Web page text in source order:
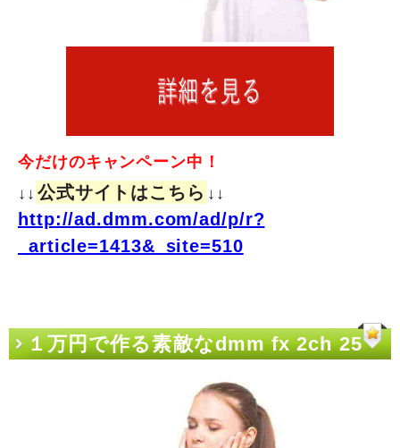
今だけのキャンペーン中！
↓↓ 公式サイトはこちら ↓↓
http://ad.dmm.com/ad/p/r?
_article=1413&_site=510
１万円で作る素敵なdmm fx 2ch 25